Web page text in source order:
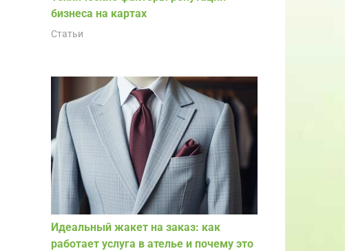
бизнеса на картах
Статьи
Идеальный жакет на заказ: как
работает услуга в ателье и почему это